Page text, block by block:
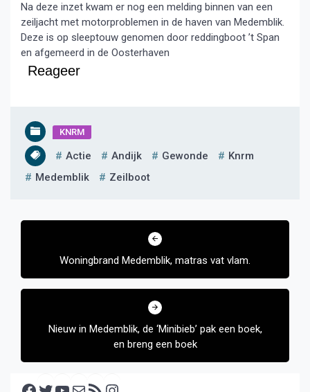
Na deze inzet kwam er nog een melding binnen van een
zeiljacht met motorproblemen in de haven van Medemblik.
Deze is op sleeptouw genomen door reddingboot ’t Span
en afgemeerd in de Oosterhaven
Reageer
KNRM
Actie Andijk Gewonde
Knrm
Medemblik
Zeilboot
Bericht
Woningbrand Medemblik, matras vat vlam.
Nieuw in Medemblik, de ‘Minibieb’ pak een boek,
en breng een boek
Facebook Twitter YouTube E-mail RSS feed